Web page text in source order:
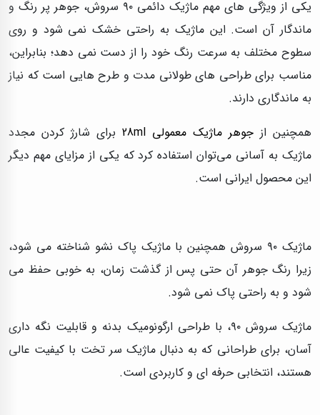
یکی از ویژگی‌ های مهم ماژیک دائمی ۹۰ سروش، جوهر پر رنگ و
ماندگار آن است. این ماژیک به راحتی خشک نمی‌ شود و روی
سطوح مختلف به سرعت رنگ خود را از دست نمی‌ دهد؛ بنابراین،
مناسب برای طراحی‌ های طولانی مدت و طرح‌ هایی است که نیاز
به ماندگاری دارند.
همچنین از جوهر ماژیک معمولی 28ml
برای شارژ کردن مجدد
ماژیک به آسانی می‌توان استفاده کرد که یکی از مزایای مهم دیگر
این محصول ایرانی است.
ماژیک ۹۰ سروش همچنین با ماژیک پاک نشو شناخته می‌ شود،
زیرا رنگ جوهر آن حتی پس از گذشت زمان، به خوبی حفظ می‌
شود و به راحتی پاک نمی‌ شود.
ماژیک سروش ۹۰، با طراحی ارگونومیک بدنه و قابلیت نگه‌ داری
آسان، برای طراحانی که به دنبال ماژیک سر تخت با کیفیت عالی
هستند، انتخابی حرفه‌ ای و کاربردی است.